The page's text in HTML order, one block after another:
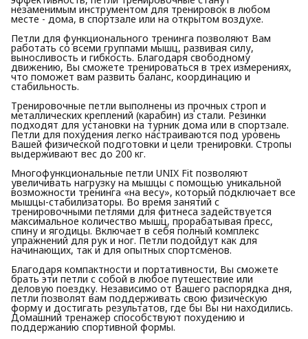
незаменимым инструментом для тренировок в любом
месте - дома, в спортзале или на открытом воздухе.
Петли для функционального тренинга позволяют Вам
работать со всеми группами мышц, развивая силу,
выносливость и гибкость. Благодаря свободному
движению, Вы сможете тренироваться в трех измерениях,
что поможет вам развить баланс, координацию и
стабильность.
Тренировочные петли выполнены из прочных строп и
металлических креплений (карабин) из стали. Резинки
подходят для установки на турник дома или в спортзале.
Петли для похудения легко настраиваются под уровень
Вашей физической подготовки и цели тренировки. Стропы
выдерживают вес до 200 кг.
Многофункциональные петли UNIX Fit позволяют
увеличивать нагрузку на мышцы с помощью уникальной
возможности тренинга «на весу», который подключает все
мышцы-стабилизаторы. Во время занятий с
тренировочными петлями для фитнеса задействуется
максимальное количество мышц, прорабатывая пресс,
спину и ягодицы. Включает в себя полный комплекс
упражнений для рук и ног. Петли подойдут как для
начинающих, так и для опытных спортсменов.
Благодаря компактности и портативности, Вы сможете
брать эти петли с собой в любое путешествие или
деловую поездку. Независимо от Вашего распорядка дня,
петли позволят вам поддерживать свою физическую
форму и достигать результатов, где бы Вы ни находились.
Домашний тренажер способствуют похудению и
поддержанию спортивной формы.